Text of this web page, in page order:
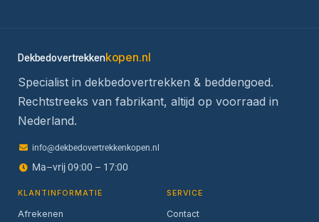
Dekbedovertrekkenkopen.nl
Specialist in dekbedovertrekken & beddengoed.
Rechtstreeks van fabrikant, altijd op voorraad in
Nederland.
info@dekbedovertrekkenkopen.nl
Ma–vrij 09:00 – 17:00
KLANTINFORMATIE
Afrekenen
SERVICE
Contact